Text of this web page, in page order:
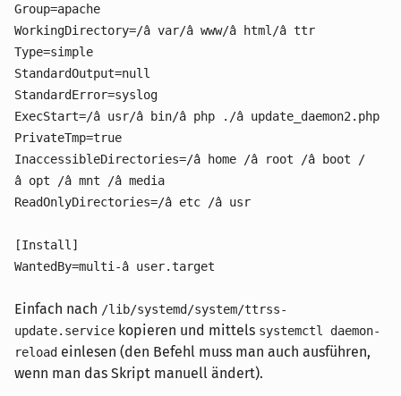
Group=apache
WorkingDirectory=/â var/â www/â html/â ttr
Type=simple
StandardOutput=null
StandardError=syslog
ExecStart=/â usr/â bin/â php ./â update_daemon2.php
PrivateTmp=true
InaccessibleDirectories=/â home /â root /â boot /
â opt /â mnt /â media
ReadOnlyDirectories=/â etc /â usr
[Install]
WantedBy=multi-â user.target
Einfach nach /lib/systemd/system/ttrss-
update.service kopieren und mittels systemctl daemon-
reload einlesen (den Befehl muss man auch ausführen,
wenn man das Skript manuell ändert).